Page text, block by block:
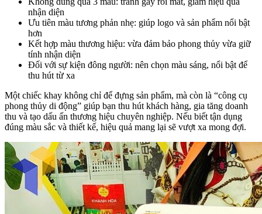
nhận diện
Ưu tiên màu tương phản nhẹ: giúp logo và sản phẩm nổi bật
hơn
Kết hợp màu thương hiệu: vừa đảm bảo phong thủy vừa giữ
tính nhận diện
Đối với sự kiện đông người: nên chọn màu sáng, nổi bật để
thu hút từ xa
Một chiếc khay không chỉ để đựng sản phẩm, mà còn là “công cụ
phong thủy di động” giúp bạn thu hút khách hàng, gia tăng doanh
thu và tạo dấu ấn thương hiệu chuyên nghiệp. Nếu biết tận dụng
đúng màu sắc và thiết kế, hiệu quả mang lại sẽ vượt xa mong đợi.